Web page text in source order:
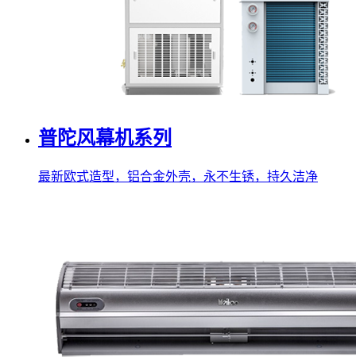
普陀风幕机系列
最新欧式造型，铝合金外壳，永不生锈，持久洁净